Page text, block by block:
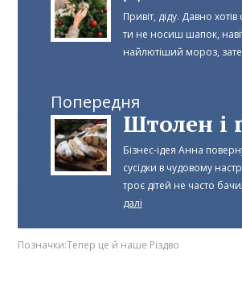
Привіт, діду. Давно
ти не носиш шапок,
найлютіший мороз, зате
Попередня
Бізнес-ідея Анна
сусідки в чудовому
троє дітей не часто
далі
Позначки:Тепер це й наше Різдво